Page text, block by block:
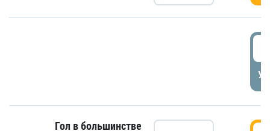
Гол в большинстве